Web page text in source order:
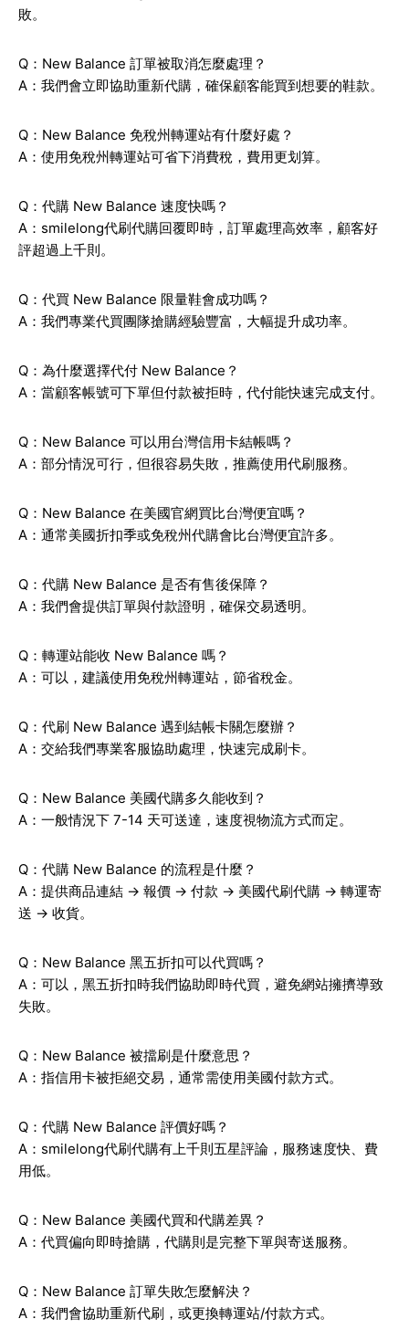
敗。
Q：New Balance 訂單被取消怎麼處理？
A：我們會立即協助重新代購，確保顧客能買到想要的鞋款。
Q：New Balance 免稅州轉運站有什麼好處？
A：使用免稅州轉運站可省下消費稅，費用更划算。
Q：代購 New Balance 速度快嗎？
A：smilelong代刷代購回覆即時，訂單處理高效率，顧客好
評超過上千則。
Q：代買 New Balance 限量鞋會成功嗎？
A：我們專業代買團隊搶購經驗豐富，大幅提升成功率。
Q：為什麼選擇代付 New Balance？
A：當顧客帳號可下單但付款被拒時，代付能快速完成支付。
Q：New Balance 可以用台灣信用卡結帳嗎？
A：部分情況可行，但很容易失敗，推薦使用代刷服務。
Q：New Balance 在美國官網買比台灣便宜嗎？
A：通常美國折扣季或免稅州代購會比台灣便宜許多。
Q：代購 New Balance 是否有售後保障？
A：我們會提供訂單與付款證明，確保交易透明。
Q：轉運站能收 New Balance 嗎？
A：可以，建議使用免稅州轉運站，節省稅金。
Q：代刷 New Balance 遇到結帳卡關怎麼辦？
A：交給我們專業客服協助處理，快速完成刷卡。
Q：New Balance 美國代購多久能收到？
A：一般情況下 7-14 天可送達，速度視物流方式而定。
Q：代購 New Balance 的流程是什麼？
A：提供商品連結 → 報價 → 付款 → 美國代刷代購 → 轉運寄
送 → 收貨。
Q：New Balance 黑五折扣可以代買嗎？
A：可以，黑五折扣時我們協助即時代買，避免網站擁擠導致
失敗。
Q：New Balance 被擋刷是什麼意思？
A：指信用卡被拒絕交易，通常需使用美國付款方式。
Q：代購 New Balance 評價好嗎？
A：smilelong代刷代購有上千則五星評論，服務速度快、費
用低。
Q：New Balance 美國代買和代購差異？
A：代買偏向即時搶購，代購則是完整下單與寄送服務。
Q：New Balance 訂單失敗怎麼解決？
A：我們會協助重新代刷，或更換轉運站/付款方式。